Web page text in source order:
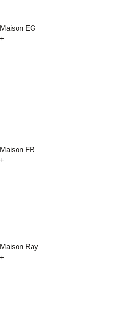
Maison EG
+
Maison FR
+
Maison Ray
+